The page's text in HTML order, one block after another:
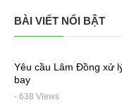
BÀI VIẾT NỔI BẬT
Yêu cầu Lâm Đồng xử
bay
- 638 Views